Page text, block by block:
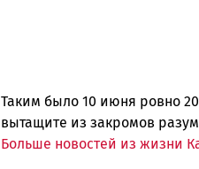
Таким было 10 июня ровно
вытащите из закромов
Больше новостей из жизни